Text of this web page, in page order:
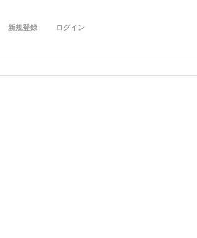
ログイン
新規登録